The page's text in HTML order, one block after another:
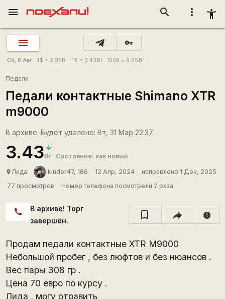
more_vert accessibility_new
search
menu
vpn_key
Сб, 8 Авг 1 $ = 2.97 Br 1€ = 3.43 Br 100₴ = 6.65 Br
Педали
Педали контактные Shimano XTR
m9000
В архиве. Будет удалено: Вт, 31 Мар 22:37.
3.43Br Состояние: как новый
placeЛида kinder47, 186 12 Апр, 2024
исправлено 1 Дек, 2025
77 просмотров
Номер телефона посмотрели 2 раза
call
В архиве! Торг
завершён.
report
Продам педали контактные XTR M9000
Небольшой пробег , без люфтов и без нюансов .
Вес пары 308 гр .
Цена 70 евро по курсу .
Лида , могу отравить